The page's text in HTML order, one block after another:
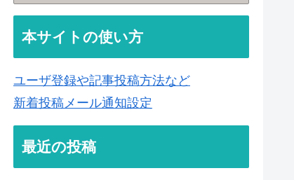
本サイトの使い方
ユーザ登録や記事投稿方法など
新着投稿メール通知設定
最近の投稿